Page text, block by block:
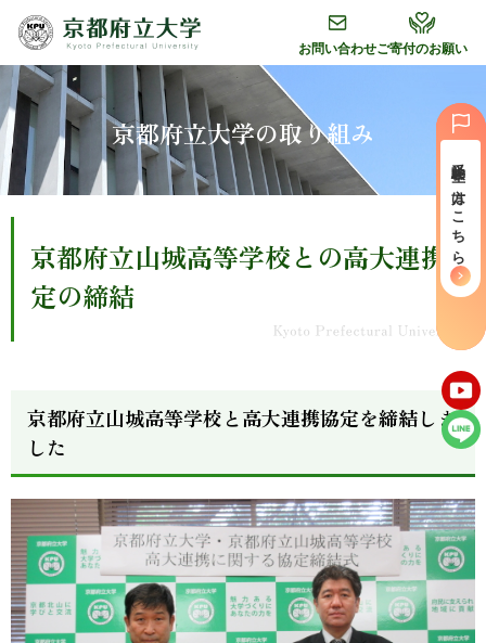
ー
バ
ル
ナ
ビ
ゲ
へ
へ
タ
ー
へ
ご寄付のお願い
お問い合わせ
京都府立大学の取り組み
京都府立山城高等学校との高大連携協
定の締結
京都府立山城高等学校と高大連携協定を締結しま
した
受験⽣の⽅はこちら